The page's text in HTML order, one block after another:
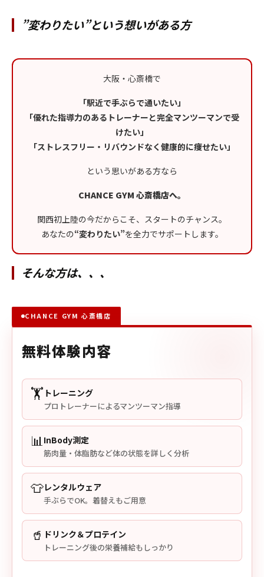
”変わりたい”という想いがある方
大阪・心斎橋で
「駅近で手ぶらで通いたい」
「優れた指導力のあるトレーナーと完全マンツーマンで受
けたい」
「ストレスフリー・リバウンドなく健康的に痩せたい」
という思いがある方なら
CHANCE GYM 心斎橋店へ。
関西初上陸の今だからこそ、スタートのチャンス。
あなたの“変わりたい”を全力でサポートします。
そんな方は、、、
CHANCE GYM 心斎橋店
無料体験内容
🏋️ トレーニング
プロトレーナーによるマンツーマン指導
📊 InBody測定
筋肉量・体脂肪など体の状態を詳しく分析
👕レンタルウェア
手ぶらでOK。着替えもご用意
🥤 ドリンク＆プロテイン
トレーニング後の栄養補給もしっかり